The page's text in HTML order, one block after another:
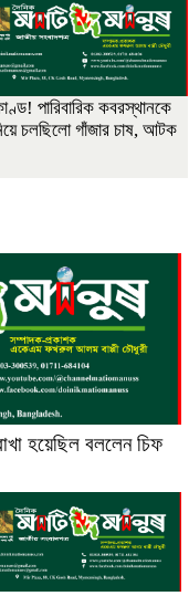
পারিবারিক কবরস্থানকে
চলছিলো গাঁজার চাষ, আটক
হয়েছিল বললেন চিফ